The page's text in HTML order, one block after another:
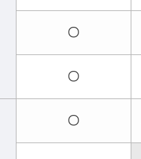
〇
〇
〇